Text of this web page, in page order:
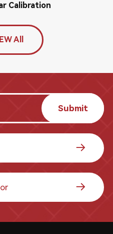
Calibration
All
Submit